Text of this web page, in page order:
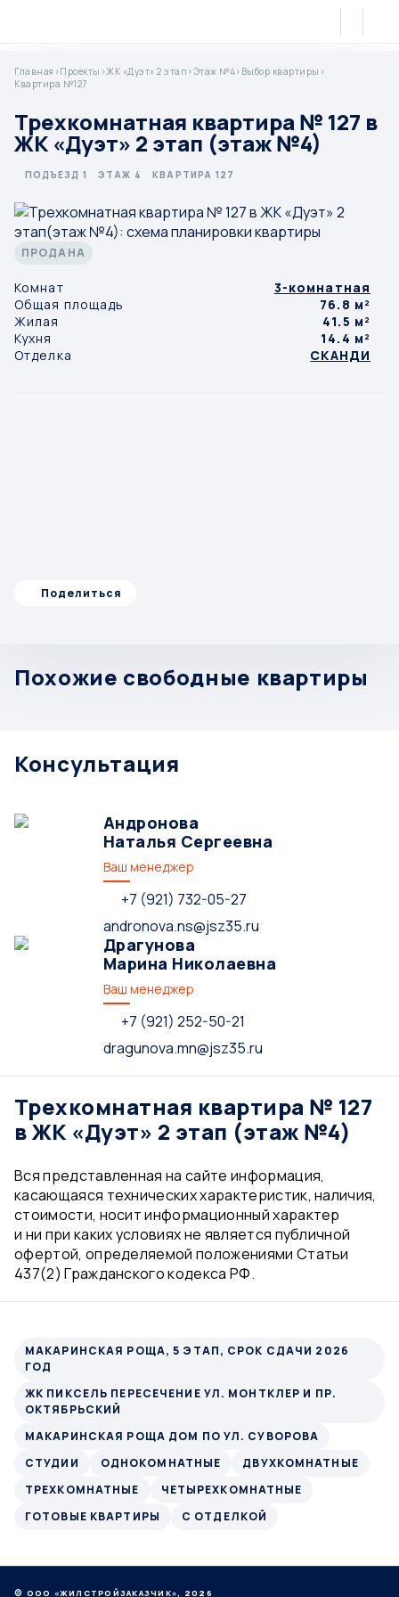
Главная >Проекты >ЖК «Дуэт» 2 этап >Этаж №4> Выбор квартиры >
Квартира №127
Трехкомнатная квартира № 127 в
ЖК «Дуэт» 2 этап (этаж №4)
ПОДЪЕЗД 1 ЭТАЖ 4 КВАРТИРА 127
ПРОДАНА
Комнат
3-комнатная
Общая площадь
76.8 м²
Жилая
41.5 м²
Кухня
14.4 м²
Отделка
СКАНДИ
Поделиться
Похожие свободные квартиры
Консультация
Андронова
Наталья Сергеевна
Ваш менеджер
+7 (921) 732-05-27
andronova.ns@jsz35.ru
Драгунова
Марина Николаевна
Ваш менеджер
+7 (921) 252-50-21
dragunova.mn@jsz35.ru
Трехкомнатная квартира № 127
в ЖК «Дуэт» 2 этап (этаж №4)
Вся представленная на сайте информация,
касающаяся технических характеристик, наличия,
стоимости, носит информационный характер
и ни при каких условиях не является публичной
офертой, определяемой положениями Статьи
437(2) Гражданского кодекса РФ.
МАКАРИНСКАЯ РОЩА, 5 ЭТАП, СРОК СДАЧИ 2026
ГОД
ЖК ПИКСЕЛЬ ПЕРЕСЕЧЕНИЕ УЛ. МОНТКЛЕР И ПР.
ОКТЯБРЬСКИЙ
МАКАРИНСКАЯ РОЩА ДОМ ПО УЛ. СУВОРОВА
СТУДИИ
ОДНОКОМНАТНЫЕ
ДВУХКОМНАТНЫЕ
ТРЕХКОМНАТНЫЕ
ЧЕТЫРЕХКОМНАТНЫЕ
ГОТОВЫЕ КВАРТИРЫ
С ОТДЕЛКОЙ
© ООО «ЖИЛСТРОЙЗАКАЗЧИК», 2026